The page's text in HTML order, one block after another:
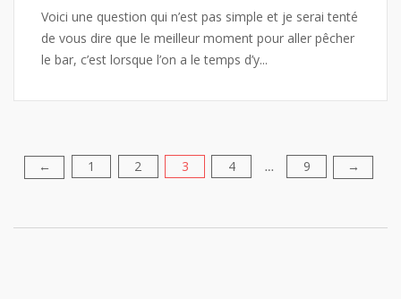
Voici une question qui n’est pas simple et je serai tenté
de vous dire que le meilleur moment pour aller pêcher
le bar, c’est lorsque l’on a le temps d’y...
Pagination
← 1 2 3 4 … 9 →